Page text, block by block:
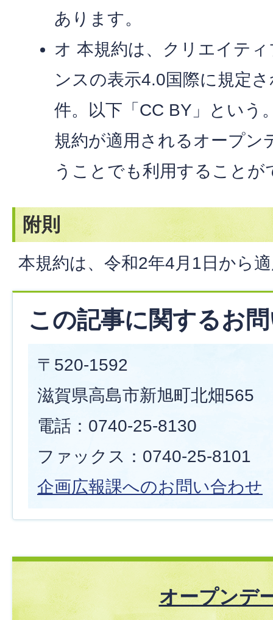
あります。
オ 本規約は、クリエイテ
ンスの表示4.0国際に規定
件。以下「CC BY」という
規約が適用されるオープン
うことでも利用することが
附則
本規約は、令和2年4月1日から
この記事に関するお
〒520-1592
滋賀県高島市新旭町北畑565
電話：0740-25-8130
ファックス：0740-25-8101
企画広報課へのお問い合わせ
オープンデ